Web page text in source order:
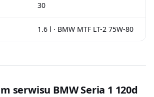
30
1.6 l · BMW MTF LT-2 75W-80
serwisu BMW Seria 1 120d